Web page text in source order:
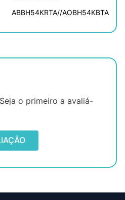
ABBH54KRTA//AOBH54KBTA
o primeiro a avaliá-